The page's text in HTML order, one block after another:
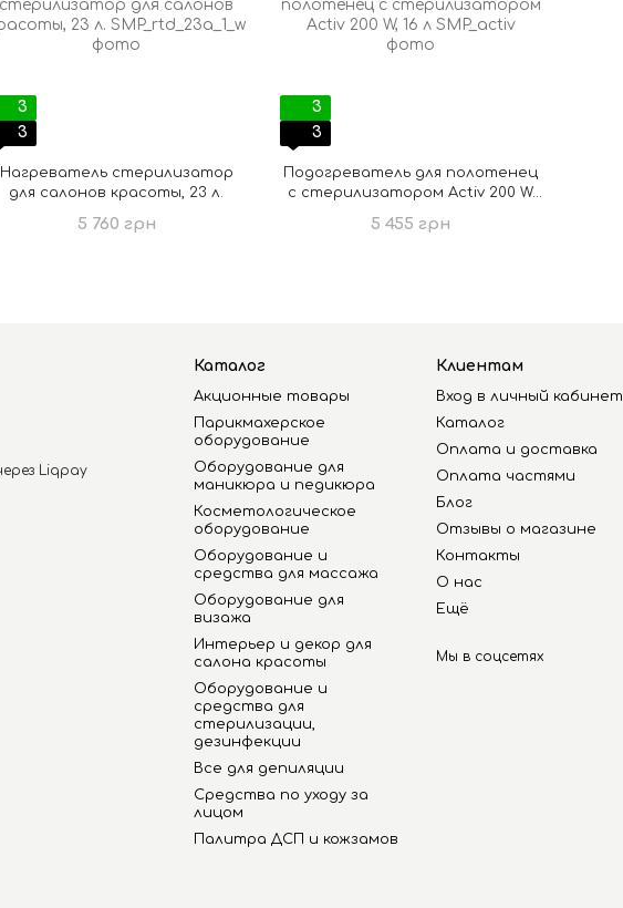
3
3
Нагреватель стерилизатор
для салонов красоты, 23 л.
5 760 грн
3
3
Подогреватель для полотенец
с стерилизатором Activ 200 W,
5 455 грн
Каталог
Акционные товары
Парикмахерское
оборудование
Оборудование для
маникюра и педикюра
Косметологическое
оборудование
Оборудование и
средства для массажа
Оборудование для
визажа
Интерьер и декор для
салона красоты
Оборудование и
средства для
стерилизации,
дезинфекции
Все для депиляции
Средства по уходу за
лицом
Палитра ДСП и кожзамов
Клиентам
Вход в личный кабинет
Каталог
Оплата и доставка
Оплата частями
Блог
Отзывы о магазине
Контакты
О нас
Ещё
Мы в соцсетях